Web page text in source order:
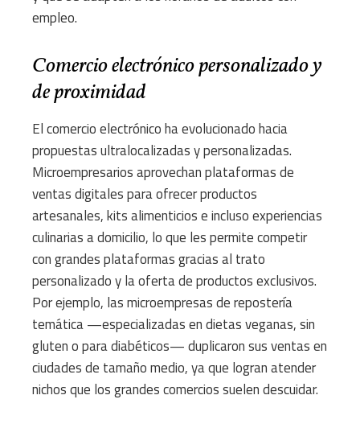
empleo.
Comercio electrónico personalizado y
de proximidad
El comercio electrónico ha evolucionado hacia
propuestas ultralocalizadas y personalizadas.
Microempresarios aprovechan plataformas de
ventas digitales para ofrecer productos
artesanales, kits alimenticios e incluso experiencias
culinarias a domicilio, lo que les permite competir
con grandes plataformas gracias al trato
personalizado y la oferta de productos exclusivos.
Por ejemplo, las microempresas de repostería
temática —especializadas en dietas veganas, sin
gluten o para diabéticos— duplicaron sus ventas en
ciudades de tamaño medio, ya que logran atender
nichos que los grandes comercios suelen descuidar.